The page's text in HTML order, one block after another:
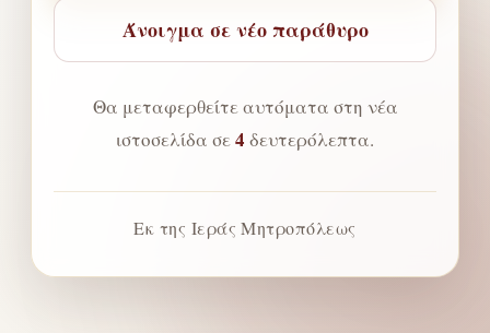
Άνοιγμα σε νέο παράθυρο
Θα μεταφερθείτε αυτόματα στη νέα
ιστοσελίδα σε4 δευτερόλεπτα.
Εκ της Ιεράς Μητροπόλεως